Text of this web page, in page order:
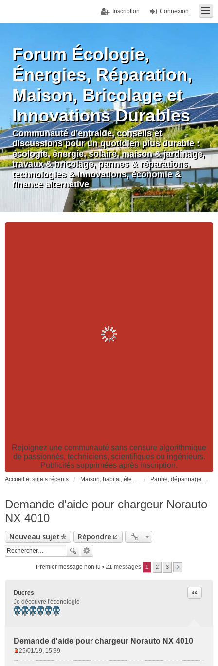
Connexion
Inscription
Forum Écologie,
Énergies, Réparation,
Maison, Bricolage et
Innovations Durables
Communauté d'entraide, conseils et
discussions pour un quotidien plus durable :
écologie, énergie, solaire, maison & jardinage,
travaux & bricolage, pannes & réparations,
technologies & innovations, économie &
finance alternative
Rejoignez une communauté sans censure algorithmique
de passionnés, techniciens, scientifiques ou ingénieurs.
Publicités supprimées après inscription.
Accueil et sujets récents Maison, habitat, électricité et jardin. Travaux et bricolage. Panne, dépannage et réparation: réparer soi-même?
Demande d'aide pour chargeur Norauto
NX 4010
Nouveau sujet Répondre
Premier message non lu • 21 messages 1 2 3
Ducres
Je découvre l'éconologie
Demande d'aide pour chargeur Norauto NX 4010
Citer
25/01/19, 15:39